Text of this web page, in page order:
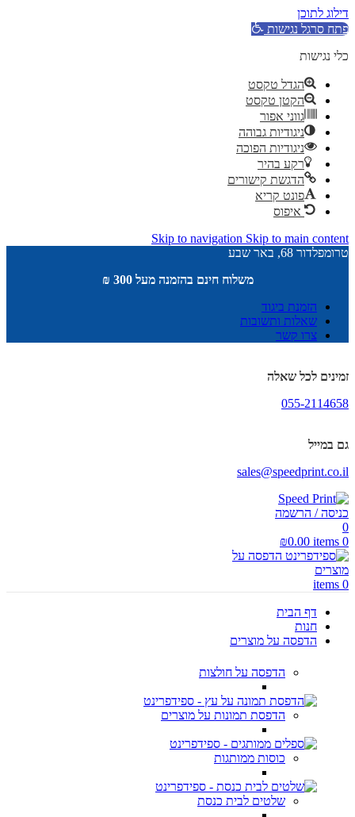
דילוג לתוכן
פתח סרגל נגישות
כלי נגישות
הגדל טקסט
הקטן טקסט
גווני אפור
ניגודיות גבוהה
ניגודיות הפוכה
רקע בהיר
הדגשת קישורים
פונט קריא
איפוס
Skip to navigation Skip to main content
טרומפלדור 68, באר שבע
משלוח חינם בהזמנה מעל 300 ₪
הזמנת ביגוד
שאלות ותשובות
צרו קשר
זמינים לכל שאלה
055-2114658
גם במייל
sales@speedprint.co.il
כניסה / הרשמה
0
0
items
₪0.00
0
items
דף הבית
חנות
הדפסה על מוצרים
הדפסה על חולצות
הדפסת תמונות על מוצרים
כוסות ממותגות
שלטים לבית כנסת